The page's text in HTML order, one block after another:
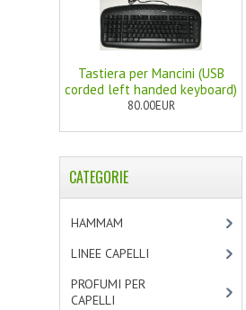
Tastiera per Mancini (USB
corded left handed keyboard)
80.00EUR
CATEGORIE
HAMMAM
LINEE CAPELLI
PROFUMI PER
CAPELLI